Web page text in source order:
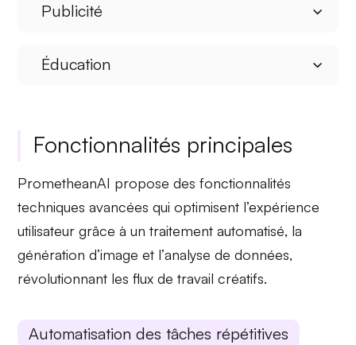
Publicité
Éducation
Fonctionnalités principales
PrometheanAI propose des fonctionnalités
techniques avancées qui optimisent l’expérience
utilisateur grâce à untraitement automatisé, la
génération d’image et l’analyse de données,
révolutionnant les flux de travail créatifs.
Automatisation des tâches répétitives